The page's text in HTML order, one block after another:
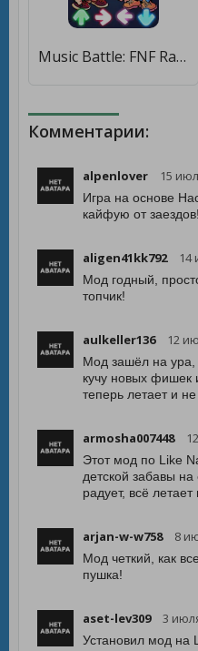
Music Battle: FNF Rap [Много денег]
Комментарии:
alpenlover 15
Игра на основе
кайфую от заездов!
aligen41kk792 14
Мод годный,
топчик!
aulkeller136 12
Мод зашёл на ура,
кучу новых фишек
теперь летает и
armosha007448
Этот мод по Like
детской забавы
радует, всё
arjan-w-w758 8
Мод четкий, как
пушка!
aset-lev309 3
Установил мод на